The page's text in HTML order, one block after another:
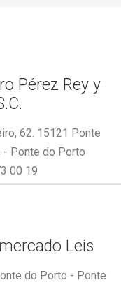
Pérez Rey y
62. 15121 Ponte
- Ponte do Porto
00 19
Leis
do Porto - Ponte